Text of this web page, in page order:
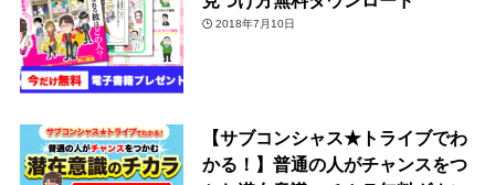
2018年7月10日
【サブコンシャス★トライブでわ
かる！】普通の人がチャンスをつ